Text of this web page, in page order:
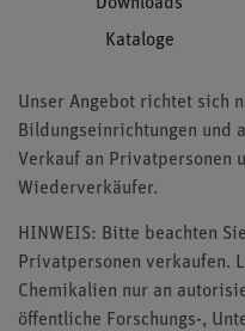
Kataloge
Unser Angebot richtet sich
Bildungseinrichtungen und
Verkauf an Privatpersonen
Wiederverkäufer.
HINWEIS: Bitte beachten
Privatpersonen verkaufen.
Chemikalien nur an
öffentliche Forschungs-,